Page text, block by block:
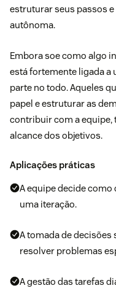
estruturar seus passos
autônoma.
Embora soe como algo
está fortemente ligada a
parte no todo. Aqueles
papel e estruturar as
contribuir com a
alcance dos objetivos.
Aplicações práticas
A equipe decide
uma iteração.
A tomada de
resolver problemas
A gestão das tarefas